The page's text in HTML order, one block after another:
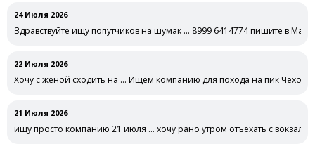
24 Июля 2026
Здравствуйте ищу попутчиков на шумак … 8999 6414774 пишите в Макс
22 Июля 2026
Хочу с женой сходить на … Ищем компанию для похода на пик
21 Июля 2026
ищу просто компанию 21 июля … хочу рано утром отъехать с вокзала